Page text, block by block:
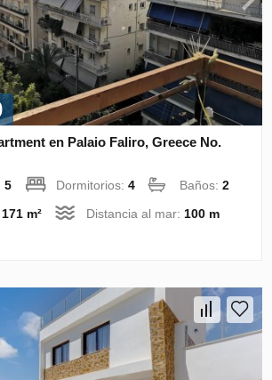
en Palaio Faliro, Greece No.
5 Dormitorios:4 Baños:2
171 m² Distancia al mar: 100 m